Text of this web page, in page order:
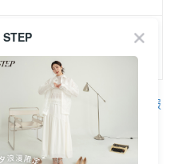
會因拍攝燈光環境或個人螢幕
造成部份色差現象，顏色以實
客服
STEP